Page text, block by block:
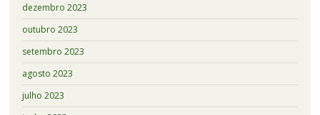
dezembro 2023
outubro 2023
setembro 2023
agosto 2023
julho 2023